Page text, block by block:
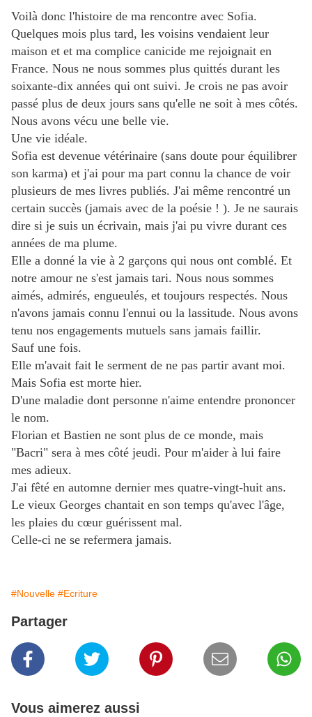
Voilà donc l'histoire de ma rencontre avec Sofia.
Quelques mois plus tard, les voisins vendaient leur
maison et et ma complice canicide me rejoignait en
France. Nous ne nous sommes plus quittés durant les
soixante-dix années qui ont suivi. Je crois ne pas avoir
passé plus de deux jours sans qu'elle ne soit à mes côtés.
Nous avons vécu une belle vie.
Une vie idéale.
Sofia est devenue vétérinaire (sans doute pour équilibrer
son karma) et j'ai pour ma part connu la chance de voir
plusieurs de mes livres publiés. J'ai même rencontré un
certain succès (jamais avec de la poésie ! ). Je ne saurais
dire si je suis un écrivain, mais j'ai pu vivre durant ces
années de ma plume.
Elle a donné la vie à 2 garçons qui nous ont comblé. Et
notre amour ne s'est jamais tari. Nous nous sommes
aimés, admirés, engueulés, et toujours respectés. Nous
n'avons jamais connu l'ennui ou la lassitude. Nous avons
tenu nos engagements mutuels sans jamais faillir.
Sauf une fois.
Elle m'avait fait le serment de ne pas partir avant moi.
Mais Sofia est morte hier.
D'une maladie dont personne n'aime entendre prononcer
le nom.
Florian et Bastien ne sont plus de ce monde, mais
"Bacri" sera à mes côté jeudi. Pour m'aider à lui faire
mes adieux.
J'ai fêté en automne dernier mes quatre-vingt-huit ans.
Le vieux Georges chantait en son temps qu'avec l'âge,
les plaies du cœur guérissent mal.
Celle-ci ne se refermera jamais.
#Nouvelle #Ecriture
Partager
Vous aimerez aussi